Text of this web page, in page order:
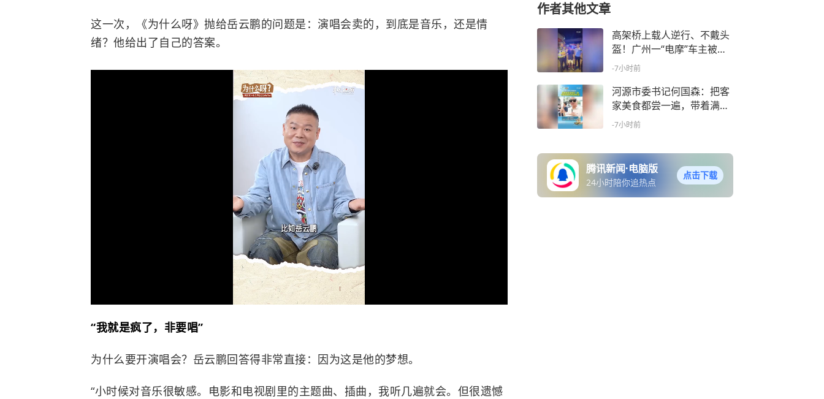
这一次，《为什么呀》抛给岳云鹏的问题是：演唱会卖的，到底是音乐，还是情
绪？他给出了自己的答案。
“我就是疯了，非要唱”
为什么要开演唱会？岳云鹏回答得非常直接：因为这是他的梦想。
“小时候对音乐很敏感。电影和电视剧里的主题曲、插曲，我听几遍就会。但很遗憾
作者其他文章
​高架桥上载人逆行、不戴头
盔！广州一“电摩”车主被罚
款行拘
-7小时前
河源市委书记何国森：把客
家美食都尝一遍，带着满满
的幸福感回家
-7小时前
腾讯新闻·电脑版
24小时陪你追热点
点击下载